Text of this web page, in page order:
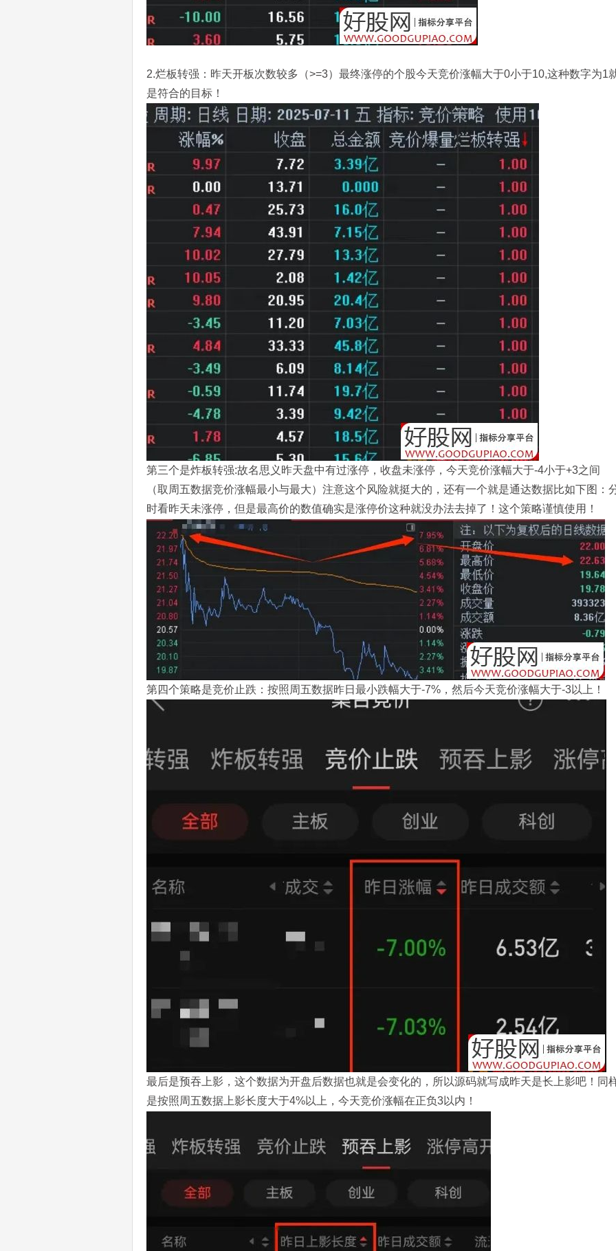
2.烂板转强：昨天开板次数较多（>=3）最终涨停的个股今天竞价涨幅大于0小于10,这种数字为1
是符合的目标！
第三个是炸板转强:故名思义昨天盘中有过涨停，收盘未涨停，今天竞价涨幅大于-4小于+3之间
（取周五数据竞价涨幅最小与最大）注意这个风险就挺大的，还有一个就是通达数据比如下图：
时看昨天未涨停，但是最高价的数值确实是涨停价这种就没办法去掉了！这个策略谨慎使用！
第四个策略是竞价止跌：按照周五数据昨日最小跌幅大于-7%，然后今天竞价涨幅大于-3以上！
最后是预吞上影，这个数据为开盘后数据也就是会变化的，所以源码就写成昨天是长上影吧！同
是按照周五数据上影长度大于4%以上，今天竞价涨幅在正负3以内！